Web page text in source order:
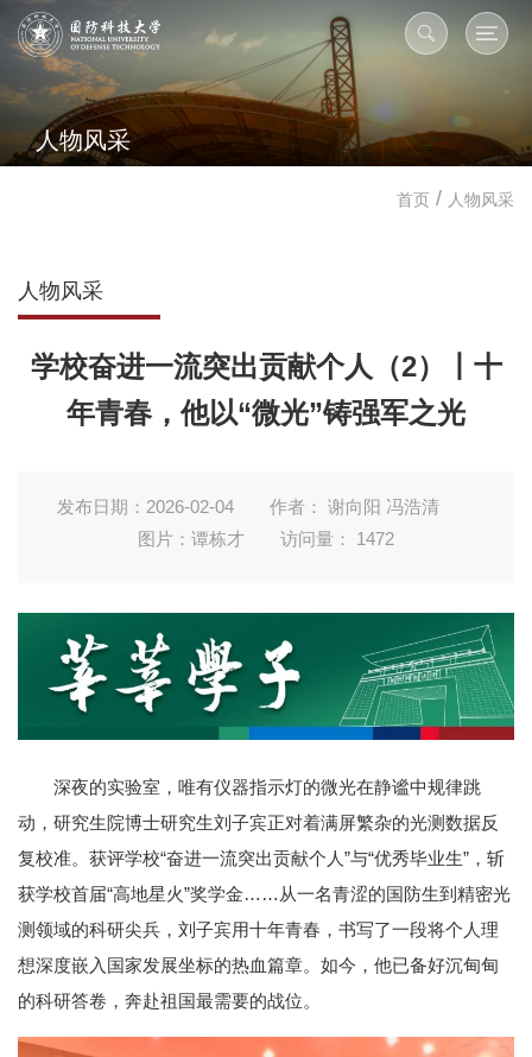
人物风采
首页 / 人物风采
人物风采
学校奋进一流突出贡献个人（2）丨十
年青春，他以“微光”铸强军之光
发布日期：2026-02-04
作者： 谢向阳 冯浩清
图片：谭栋才
访问量： 1472
深夜的实验室，唯有仪器指示灯的微光在静谧中规律跳
动，研究生院博士研究生刘子宾正对着满屏繁杂的光测数据反
复校准。获评学校“奋进一流突出贡献个人”与“优秀毕业生”，斩
获学校首届“高地星火”奖学金……从一名青涩的国防生到精密光
测领域的科研尖兵，刘子宾用十年青春，书写了一段将个人理
想深度嵌入国家发展坐标的热血篇章。如今，他已备好沉甸甸
的科研答卷，奔赴祖国最需要的战位。